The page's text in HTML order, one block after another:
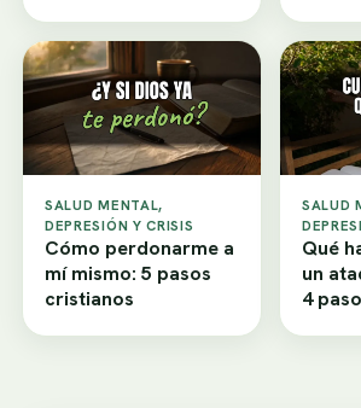
SALUD MENTAL,
DEPRESIÓN Y CRISIS
Cómo perdonarme a
mí mismo: 5 pasos
cristianos
SALUD
Qué
un
4